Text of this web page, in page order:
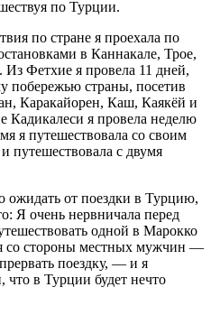
по Турции.
по стране я проехала по
в Каннакале, Трое,
Фетхие я провела 11 дней,
побережью страны, посетив
Каракайорен, Каш, Каякёй и
Кадикалеси я провела неделю
я путешествовала со своим
путешествовала с двумя
ожидать от поездки в Турцию,
Я очень нервничала перед
одной в Марокко
со стороны местных мужчин —
поездку, — и я
что в Турции будет нечто